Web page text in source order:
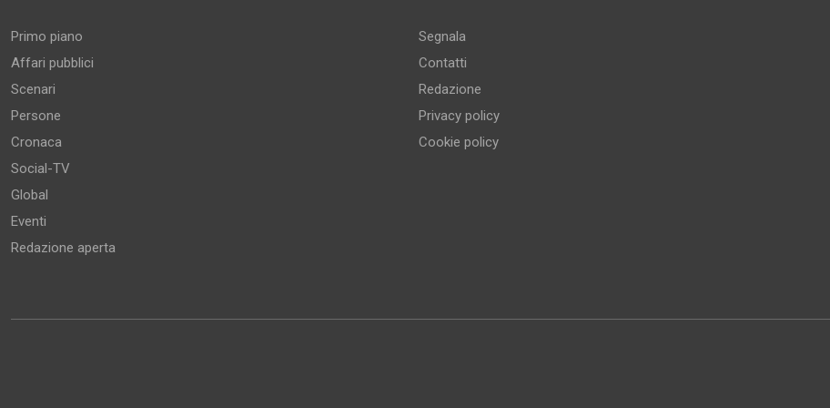
Primo piano
Affari pubblici
Scenari
Persone
Cronaca
Social-TV
Global
Eventi
Redazione aperta
Segnala
Contatti
Redazione
Privacy policy
Cookie policy